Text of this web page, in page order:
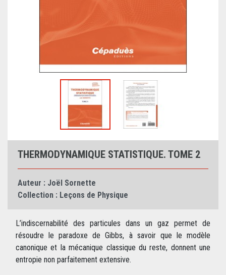
THERMODYNAMIQUE STATISTIQUE. TOME 2
Auteur : Joël Sornette
Collection : Leçons de Physique
L’indiscernabilité des particules dans un gaz permet de
résoudre le paradoxe de Gibbs, à savoir que le modèle
canonique et la mécanique classique du reste, donnent une
entropie non parfaitement extensive.